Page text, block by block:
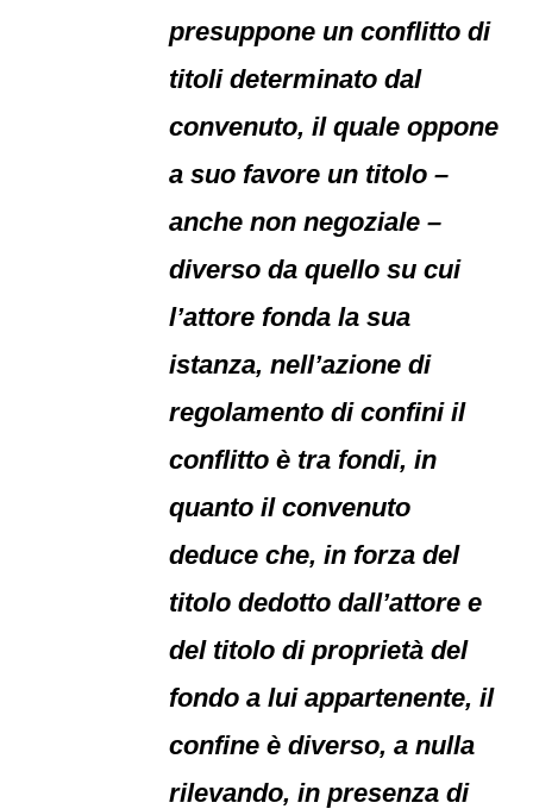
presuppone un conflitto di
titoli determinato dal
convenuto, il quale oppone
a suo favore un titolo –
anche non negoziale –
diverso da quello su cui
l’attore fonda la sua
istanza, nell’azione di
regolamento di confini il
conflitto è tra fondi, in
quanto il convenuto
deduce che, in forza del
titolo dedotto dall’attore e
del titolo di proprietà del
fondo a lui appartenente, il
confine è diverso, a nulla
rilevando, in presenza di